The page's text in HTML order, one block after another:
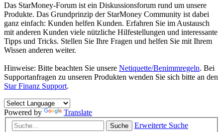
Das StarMoney-Forum ist ein Diskussionsforum rund um unsere
Produkte. Das Grundprinzip der StarMoney Community ist dabei
ganz einfach: Kunden helfen Kunden. Erfahren Sie im Austausch
mit anderen Kunden viele nützliche Hilfestellungen und interessante
Tipps und Tricks. Stellen Sie Ihre Fragen und helfen Sie mit Ihrem
Wissen anderen weiter.
Hinweise: Bitte beachten Sie unsere Netiquette/Benimmregeln. Bei
Supportanfragen zu unseren Produkten wenden Sie sich bitte an den
Star Finanz Support.
Powered by Translate
Suche Erweiterte Suche